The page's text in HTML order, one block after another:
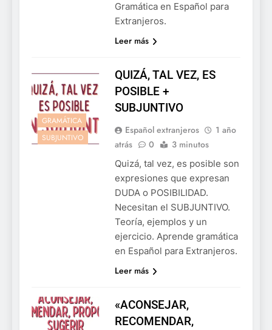
Gramática en Español para
Extranjeros.
Leer más
GRAMÁTICA
SUBJUNTIVO
QUIZÁ, TAL VEZ, ES
POSIBLE +
SUBJUNTIVO
Español extranjeros
1 año
atrás
0 3 minutos
Quizá, tal vez, es posible son
expresiones que expresan
DUDA o POSIBILIDAD.
Necesitan el SUBJUNTIVO.
Teoría, ejemplos y un
ejercicio. Aprende gramática
en Español para Extranjeros.
Leer más
«ACONSEJAR,
RECOMENDAR,